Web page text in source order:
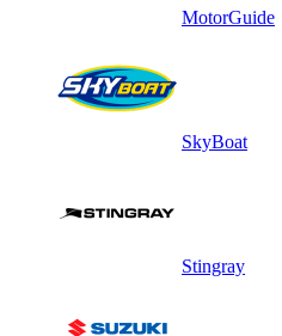
MotorGuide
SkyBoat
Stingray